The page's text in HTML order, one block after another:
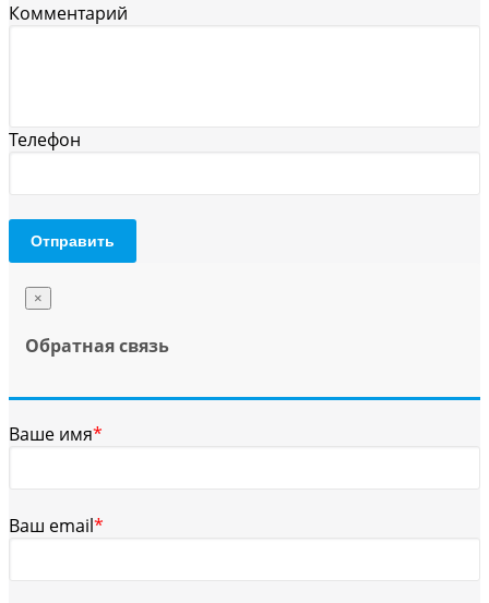
Комментарий
Телефон
Отправить
×
Обратная связь
Ваше имя*
Ваш email*